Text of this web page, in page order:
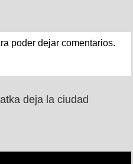
poder dejar comentarios.
deja la ciudad